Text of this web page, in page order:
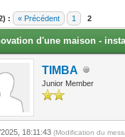
: « Précédent 1 2
: 0 (0 vote(s))
d'une maison -
TIMBA
Junior Member
2025, 18:11:43(Modification du